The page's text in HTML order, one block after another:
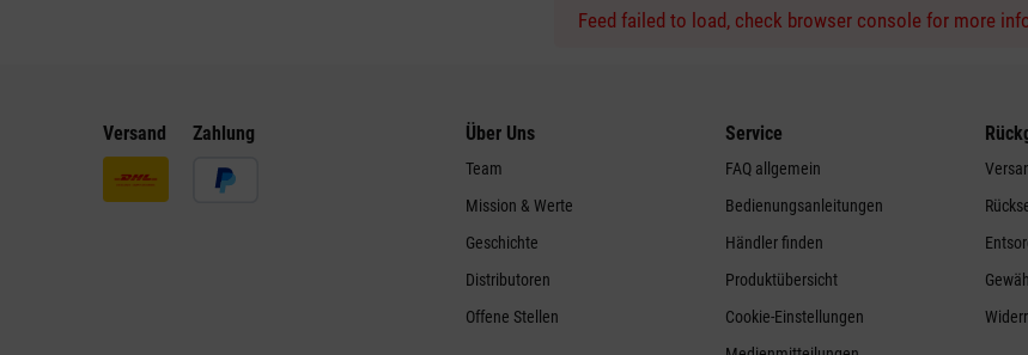
Feed failed to load, check browser console for more
Versand Zahlung Über Uns
Team
Mission & Werte
Geschichte
Distributoren
Offene Stellen
Service
FAQ allgemein
Bedienungsanleitungen
Händler finden
Produktübersicht
Cookie-Einstellungen